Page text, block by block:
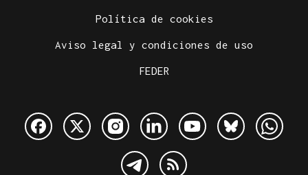
Política de cookies
Aviso legal y condiciones de uso
FEDER